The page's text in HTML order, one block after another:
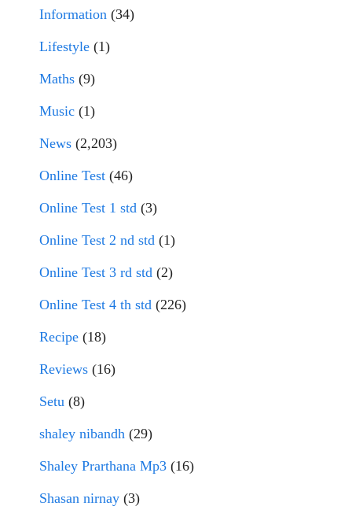
Information (34)
Lifestyle (1)
Maths (9)
Music (1)
News (2,203)
Online Test (46)
Online Test 1 std (3)
Online Test 2 nd std (1)
Online Test 3 rd std (2)
Online Test 4 th std (226)
Recipe (18)
Reviews (16)
Setu (8)
shaley nibandh (29)
Shaley Prarthana Mp3 (16)
Shasan nirnay (3)